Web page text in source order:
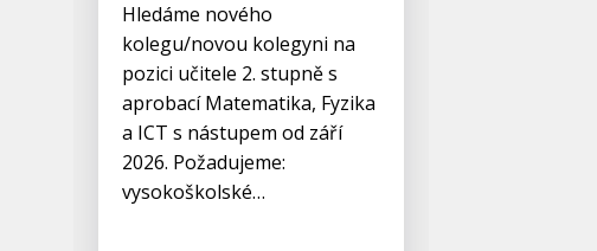
Hledáme nového
kolegu/novou kolegyni na
pozici učitele 2. stupně s
aprobací Matematika, Fyzika
a ICT s nástupem od září
2026. Požadujeme:
vysokoškolské…